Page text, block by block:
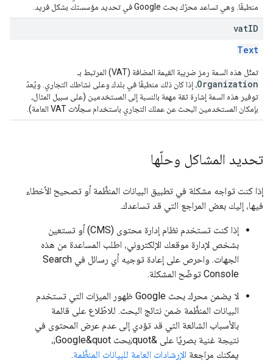
منطبقًا. وهي تساعد محرّك بحث Google في تحديد مؤسستك بشكل فريد.
vatID
Text
تمثّل هذه السمة رمز ضريبة القيمة المضافة (VAT) المرتبط بـ
Organization، إذا كان ذلك منطبقًا في بلدك وعلى نشاطك التجاري. ويُعدّ
توفير هذه السمة إشارة ثقة مهمة بالنسبة إلى المستخدمين (على سبيل المثال،
بإمكان المستخدمين البحث عن عملك التجاري باستخدام سجلّات VAT العامة).
تحديد المشاكل وحلّها
إذا كنت تواجه مشكلة في تطبيق البيانات المنظَّمة أو تصحيح الأخطاء
فيها، إليك بعض المراجع التي قد تساعدك.
إذا كنت تستخدم نظام إدارة محتوى (CMS) أو تستعين
بشخص لإدارة موقعك الإلكتروني، اطلب المساعدة من هذه
الجهات. واحرص على إعادة توجيه أي رسائل في Search
Console توضّح المشكلة.
لا يضمن محرك بحث Google ظهور الميزات التي تستخدم
البيانات المنظَّمة ضمن نتائج البحث. للاطّلاع على قائمة
بالأسباب الشائعة التي قد تؤدي إلى عدم عرض المحتوى في
نتيجة غنية بصريًا على &quot;بحث Google&quot;،
يمكنك مراجعة الإرشادات العامة للبيانات المنظَّمة.